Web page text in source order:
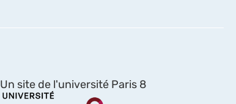
Un site de l'université Paris 8